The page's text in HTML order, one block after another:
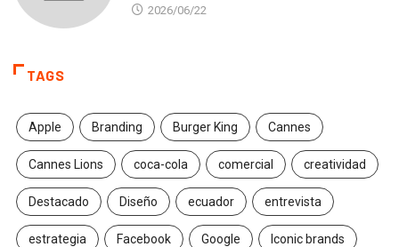
2026/06/22
TAGS
Apple Branding Burger King Cannes
Cannes Lions coca-cola comercial creatividad
Destacado Diseño ecuador entrevista
estrategia Facebook Google Iconic brands